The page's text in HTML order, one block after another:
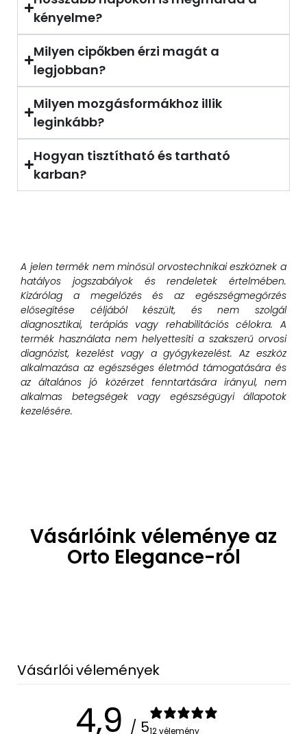
kényelme?
Milyen cipőkben érzi magát a
legjobban?
Milyen mozgásformákhoz illik
leginkább?
Hogyan tisztítható és tartható
karban?
A jelen termék nem minősül orvostechnikai eszköznek a
hatályos jogszabályok és rendeletek értelmében.
Kizárólag a megelőzés és az egészségmegőrzés
elősegítése céljából készült, és nem szolgál
diagnosztikai, terápiás vagy rehabilitációs célokra. A
termék használata nem helyettesíti a szakszerű orvosi
diagnózist, kezelést vagy a gyógykezelést. Az eszköz
alkalmazása az egészséges életmód támogatására és
az általános jó közérzet fenntartására irányul, nem
alkalmas betegségek vagy egészségügyi állapotok
kezelésére.
Vásárlóink véleménye az
Orto Elegance-ról
Vásárlói vélemények
4,9 / 512 vélemény